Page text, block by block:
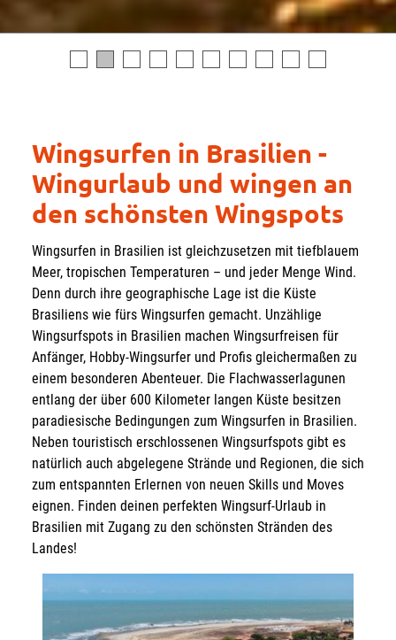
Wingsurfen in Brasilien -
Wingurlaub und wingen an
den schönsten Wingspots
Wingsurfen in Brasilien ist gleichzusetzen mit tiefblauem
Meer, tropischen Temperaturen – und jeder Menge Wind.
Denn durch ihre geographische Lage ist die Küste
Brasiliens wie fürs Wingsurfen gemacht. Unzählige
Wingsurfspots in Brasilien machen Wingsurfreisen für
Anfänger, Hobby-Wingsurfer und Profis gleichermaßen zu
einem besonderen Abenteuer. Die Flachwasserlagunen
entlang der über 600 Kilometer langen Küste besitzen
paradiesische Bedingungen zum Wingsurfen in Brasilien.
Neben touristisch erschlossenen Wingsurfspots gibt es
natürlich auch abgelegene Strände und Regionen, die sich
zum entspannten Erlernen von neuen Skills und Moves
eignen. Finden deinen perfekten Wingsurf-Urlaub in
Brasilien mit Zugang zu den schönsten Stränden des
Landes!